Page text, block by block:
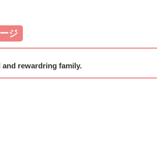
ジ
rewardring family.